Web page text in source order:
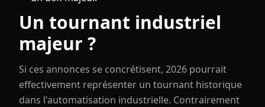
Un tournant industriel
majeur ?
Si ces annonces se concrétisent, 2026 pourrait
effectivement représenter un tournant historique
dans l'automatisation industrielle. Contrairement